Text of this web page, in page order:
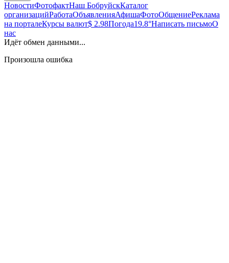
НовостиФотофактНаш БобруйскКаталог
организацийРаботаОбъявленияАфишаФотоОбщениеРеклама
на порталеКурсы валют$ 2.98Погода19.8°Написать письмоО
нас
Идёт обмен данными...
Произошла ошибка